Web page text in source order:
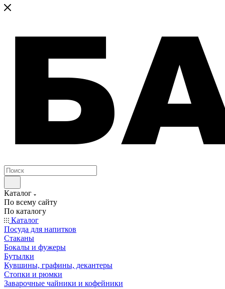
Каталог
По всему сайту
По каталогу
Каталог
Посуда для напитков
Стаканы
Бокалы и фужеры
Бутылки
Кувшины, графины, декантеры
Стопки и рюмки
Заварочные чайники и кофейники